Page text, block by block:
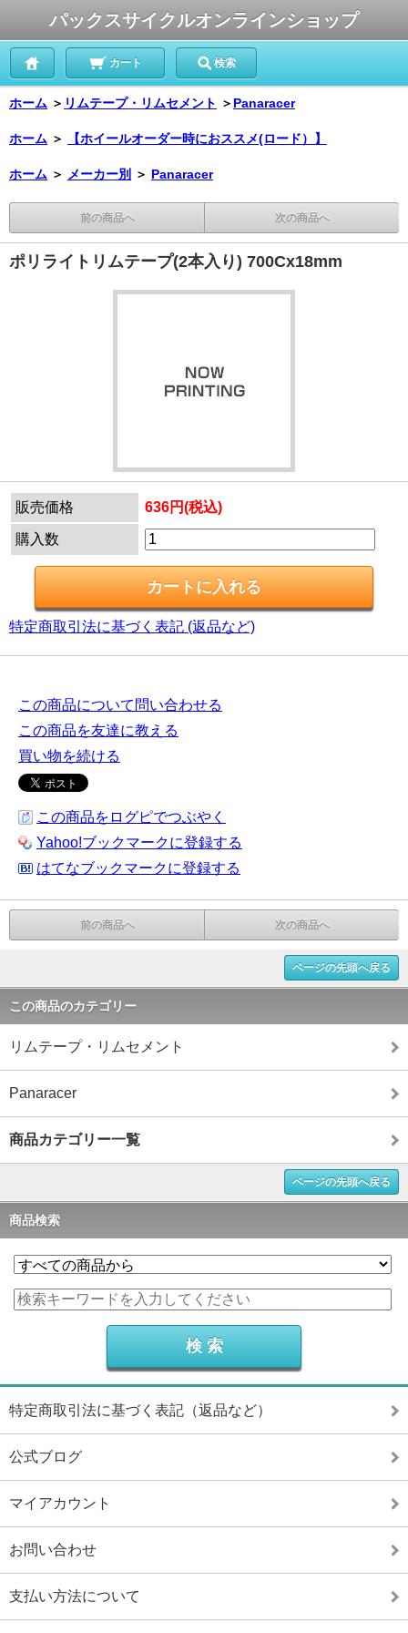
パックスサイクルオンラインショップ
カート 検索
ホーム ＞ リムテープ・リムセメント ＞ Panaracer
ホーム ＞ 【ホイールオーダー時におススメ(ロード）】
ホーム ＞ メーカー別 ＞ Panaracer
前の商品へ 次の商品へ
ポリライトリムテープ(2本入り) 700Cx18mm
販売価格 636円(税込)
購入数
特定商取引法に基づく表記 (返品など)
この商品について問い合わせる
この商品を友達に教える
買い物を続ける
この商品をログピでつぶやく
Yahoo!ブックマークに登録する
はてなブックマークに登録する
前の商品へ 次の商品へ
ページの先頭へ戻る
この商品のカテゴリー
リムテープ・リムセメント
Panaracer
商品カテゴリー一覧
ページの先頭へ戻る
商品検索
特定商取引法に基づく表記（返品など）
公式ブログ
マイアカウント
お問い合わせ
支払い方法について